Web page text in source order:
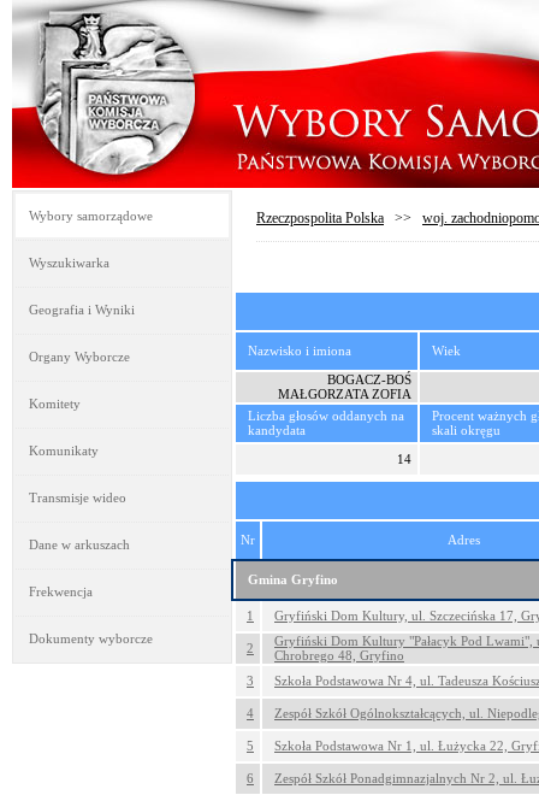
Wybory samorządowe
Wyszukiwarka
Geografia i Wyniki
Organy Wyborcze
Komitety
Komunikaty
Transmisje wideo
Dane w arkuszach
Frekwencja
Dokumenty wyborcze
Rzeczpospolita Polska >> woj.
Nazwisko i imiona
Wiek
BOGACZ-BOŚ
MAŁGORZATA ZOFIA
Liczba głosów oddanych na
kandydata
Procent ważnych
skali okręgu
14
Nr Adres
Gmina Gryfino
1 Gryfiński Dom Kultury, ul. Szczecińska 17,
2
Gryfiński Dom Kultury "Pałacyk Pod Lwami",
Chrobrego 48, Gryfino
3
Szkoła Podstawowa Nr 4, ul. Tadeusza
4 Zespół Szkół Ogólnokształcących, ul.
5 Szkoła Podstawowa Nr 1, ul. Łużycka 22,
6 Zespół Szkół Ponadgimnazjalnych Nr 2, ul.